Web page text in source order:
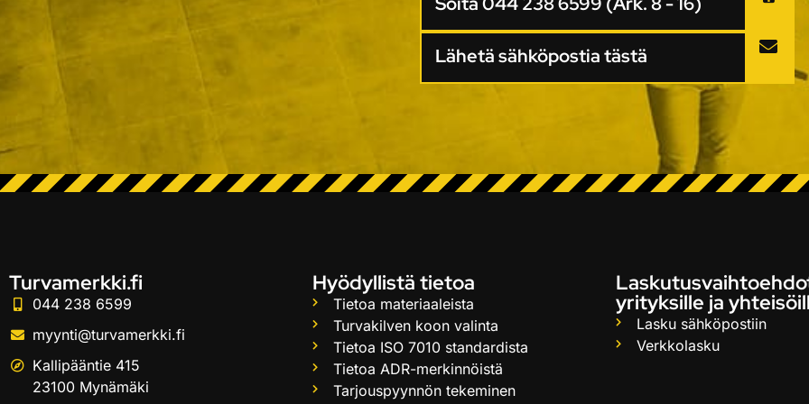
Lähetä sähköpostia tästä
Turvamerkki.fi
044 238 6599
myynti@turvamerkki.fi
Kallipääntie 415
23100 Mynämäki
Hyödyllistä tietoa
Tietoa materiaaleista
Turvakilven koon valinta
Tietoa ISO 7010 standardista
Tietoa ADR-merkinnöistä
Tarjouspyynnön tekeminen
yrityksille ja
Lasku sähköpostiin
Verkkolasku